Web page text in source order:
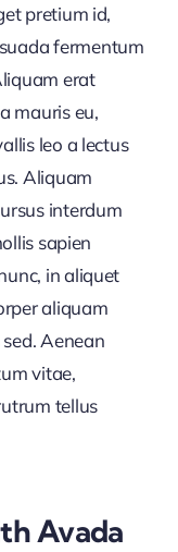
pretium id,
fermentum
erat
mauris eu,
leo a lectus
Aliquam
interdum
sapien
in aliquet
aliquam
Aenean
vitae,
tellus
Avada